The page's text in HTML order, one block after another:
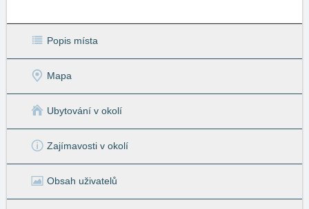
Popis místa
Mapa
Ubytování v okolí
Zajímavosti v okolí
Obsah uživatelů